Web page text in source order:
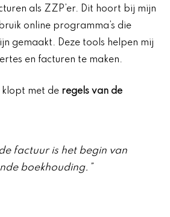
als ZZP’er. Dit hoort bij mijn
online programma’s die
gemaakt. Deze tools helpen mij
en facturen te maken.
klopt met de regels van de
factuur is het begin van
boekhouding.”